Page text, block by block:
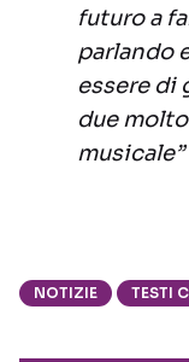
futuro a
parlando
essere di
due
musicale”
NOTIZIE TESTI